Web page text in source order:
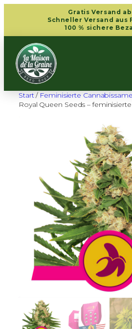
springen
Gratis Versand
Schneller Versand aus
100 % sichere
Start/ Feminisierte
Royal Queen Seeds –